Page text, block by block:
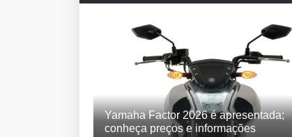
Yamaha Factor 2026 é apresentada;
conheça preços e informações